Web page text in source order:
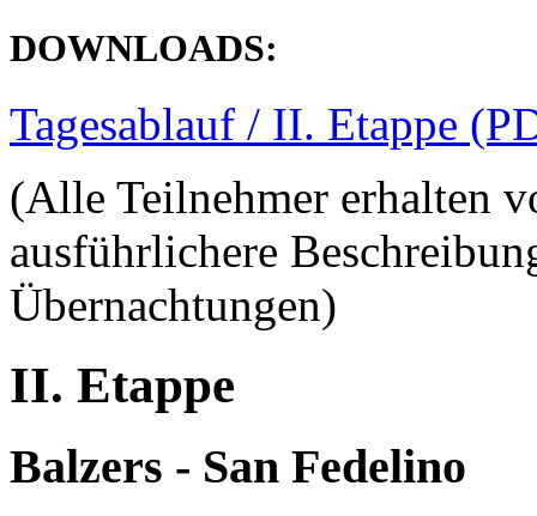
DOWNLOADS:
Tagesablauf / II. Etappe
(Alle Teilnehmer erhalten
ausführlichere
Übernachtungen)
II. Etappe
Balzers - San Fedelino